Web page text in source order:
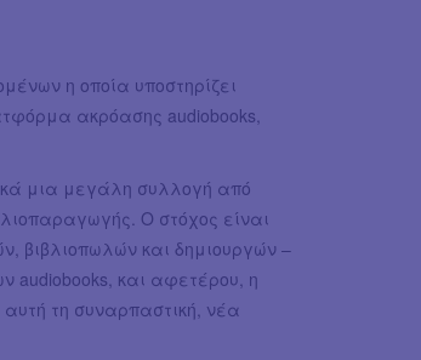
η οποία υποστηρίζει
ακρόασης audiobooks,
μια μεγάλη συλλογή από
Ο στόχος είναι
βιβλιοπωλών και δημιουργών –
audiobooks, και αφετέρου, η
τη συναρπαστική, νέα